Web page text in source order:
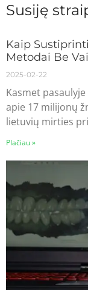
Susiję
Kaip
Metodai Be
2025-02-22
Kasmet
apie 17 milijonų
lietuvių mirties
Plačiau »